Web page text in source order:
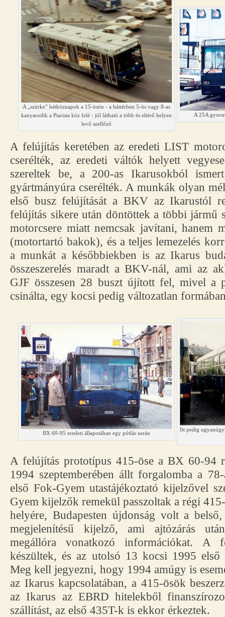
A „szürke” hétköznapok a 15-ösön - a háttérben 5-ös vagy 8-as
kanyarodik a Piarista köz felé - jól látható a több és eltérő helyen
levő szellőző
A 25A
A felújítás keretében az eredeti LIST
cserélték, az eredeti váltók helyett
szereltek be, a 200-as Ikarusokból
gyártmányúra cserélték. A munkák olyan
első busz felújítását a BKV az Ikarustól
felújítás sikere után döntöttek a többi jármű
motorcsere miatt nemcsak javítani, hanem
(motortartó bakok), és a teljes lemezelés
a munkát a későbbiekben is az Ikarus
összeszerelés maradt a BKV-nál, ami az
GJF összesen 28 buszt újított fel, mivel a
csinálta, egy kocsi pedig változatlan
BX 60-95 eredeti állapotában egy pótlás során
Itt pedig ugyanúgy
A felújítás prototípus 415-öse a BX 60-94
1994 szeptemberében állt forgalomba a
első Fok-Gyem utastájékoztató kijelzővel
Gyem kijelzők remekül passzoltak a régi
helyére, Budapesten újdonság volt a
megjelenítésű kijelző, ami ajtózárás
megállóra vonatkozó információkat. A
készültek, és az utolsó 13 kocsi 1995
Meg kell jegyezni, hogy 1994 amúgy is
az Ikarus kapcsolatában, a 415-ösök
az Ikarus az EBRD hitelekből
szállítást, az első 435T-k is ekkor érkeztek.